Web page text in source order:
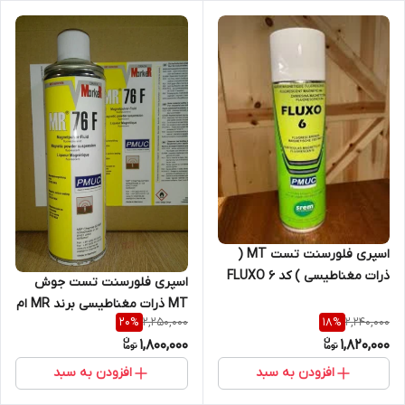
اسپری فلورسنت تست MT (
ذرات مغناطیسی ) کد FLUXO 6
2,240,000
18%
1,820,000
افزودن به سبد
اسپری فلورسنت تست جوش
MT ذرات مغناطیسی برند MR ام
میلی لیتر
2,250,000
20%
1,800,000
افزودن به سبد